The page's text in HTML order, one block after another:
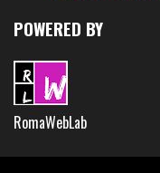
POWERED BY
RomaWebLab